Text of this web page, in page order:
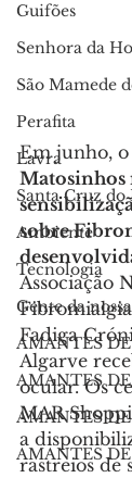
Guifões
Senhora da
São Mamede
Perafita
Lavra
Santa Cruz do
Ambiente
Tecnologia
Gente da
AMANTES
AMANTES
AMANTES
AMANTES
Em junho, o
Matosinhos
sobre
Associação
Fadiga
Algarve
ocular. Os
MAR
a
rastreios de